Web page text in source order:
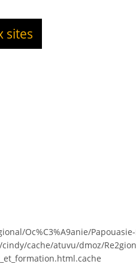
sites
Oc%C3%A9anie/
cache/atuvu/dmoz/